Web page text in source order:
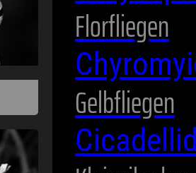
Florfliegen
Gelbfliegen